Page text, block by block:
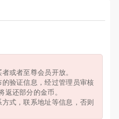
或者至尊会员开放。
验证信息，经过管理员审核
还部分的金币。
式，联系地址等信息，否则